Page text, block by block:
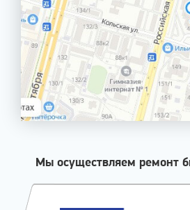
Мы осуществляем ремонт